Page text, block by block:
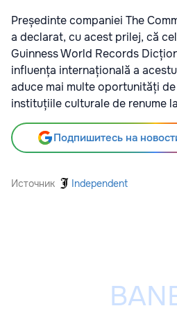
Președinte companiei The
a declarat, cu acest prilej, că
Guinness World Records
influența internațională a
aduce mai multe oportunități
instituțiile culturale de renume
Подпишитесь на
Источник Independent